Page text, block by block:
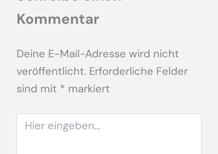
Kommentar
Deine E-Mail-Adresse wird nicht
veröffentlicht. Erforderliche Felder
sind mit * markiert
eingeben…